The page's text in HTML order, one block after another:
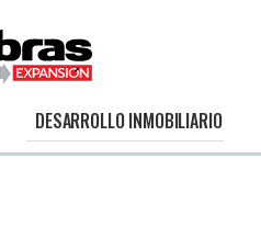
DESARROLLO INMOBILIARIO